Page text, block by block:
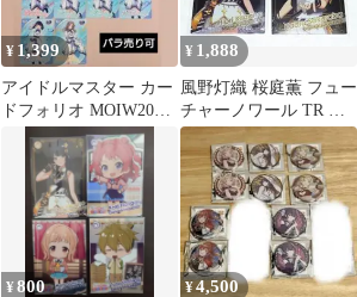
¥ 1,399
アイドルマスター カー
ドフォリオ MOIW2025
シャニマス R レア②
¥ 1,888
風野灯織 桜庭薫 フュー
チャーノワール TR ツ
アーズレア ツアマス
¥800 ¥4,500